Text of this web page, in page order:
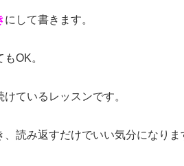
にして書きます。
OK。
ているレッスンです。
読み返すだけでいい気分になりま